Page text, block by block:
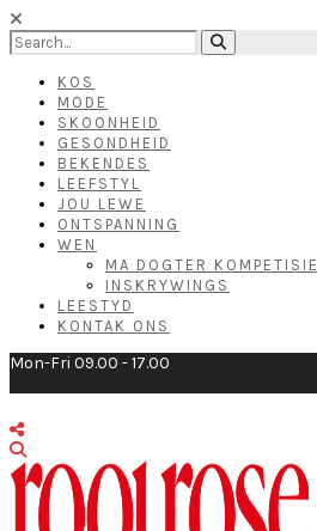
KOS
MODE
SKOONHEID
GESONDHEID
BEKENDES
LEEFSTYL
JOU LEWE
ONTSPANNING
WEN
MA DOGTER KOMPETISIE
INSKRYWINGS
LEESTYD
KONTAK ONS
Mon-Fri 09.00 - 17.00